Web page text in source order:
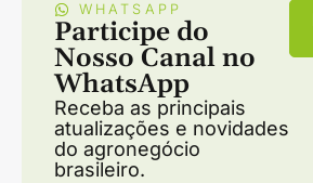
WHATSAPP
Participe do
Nosso Canal no
WhatsApp
Receba as principais
atualizações e novidades
do agronegócio
brasileiro.